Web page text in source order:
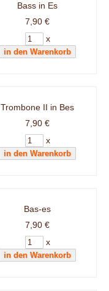
Bass in Es
7,90 €
x
Trombone II in Bes
7,90 €
x
Bas-es
7,90 €
x